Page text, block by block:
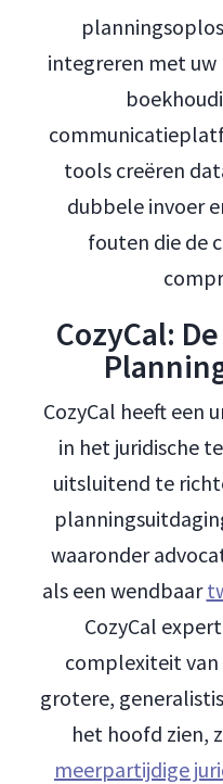
integreren met
tools creëren
dubbele invoer
fouten die de
CozyCal:
CozyCal heeft een
in het juridische
uitsluitend te
waaronder
als een wendbaar
CozyCal
complexiteit
grotere,
het hoofd zien,
meerpartijdige